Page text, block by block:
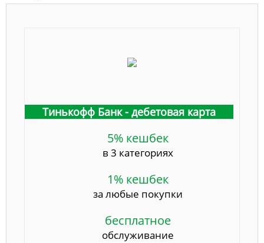
Тинькофф Банк - дебетовая карта
5% кешбек
в 3 категориях
1% кешбек
за любые покупки
бесплатное
обслуживание